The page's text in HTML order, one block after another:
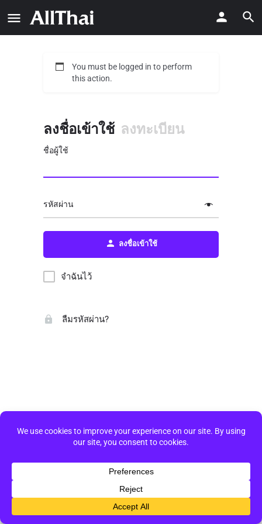
You must be logged in to perform
this action.
ลงชื่อเข้าใช้ ลงทะเบียน
ชื่อผู้ใช้
รหัสผ่าน
ลงชื่อเข้าใช้
จำฉันไว้
ลืมรหัสผ่าน?